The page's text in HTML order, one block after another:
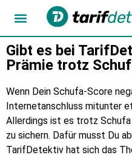
Gibt es bei
Prämie trotz
Wenn Dein Schufa-Score
Internetanschluss mitunter
Allerdings ist es trotz
zu sichern. Dafür musst Du
TarifDetektiv hat sich das